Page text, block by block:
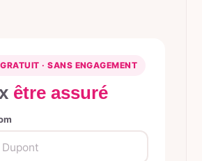
· SANS ENGAGEMENT
être assuré